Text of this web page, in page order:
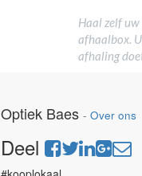
Haal zelf
afhaalbox.
afhaling
Optiek Baes - Over ons
Deel